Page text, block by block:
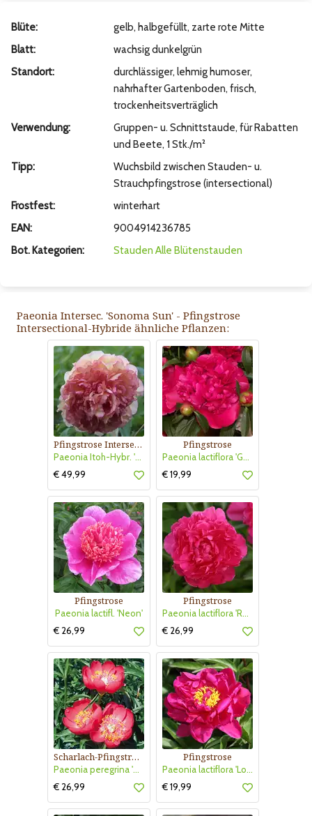
Blüte:
gelb, halbgefüllt, zarte rote Mitte
Blatt:
wachsig dunkelgrün
Standort:
durchlässiger, lehmig humoser,
nahrhafter Gartenboden, frisch,
trockenheitsverträglich
Verwendung:
Gruppen- u. Schnittstaude, für Rabatten
und Beete, 1 Stk./m²
Tipp:
Wuchsbild zwischen Stauden- u.
Strauchpfingstrose (intersectional)
Frostfest:
winterhart
EAN:
9004914236785
Bot. Kategorien:
Stauden Alle Blütenstauden
Paeonia Intersec. 'Sonoma Sun' - Pfingstrose
Intersectional-Hybride ähnliche Pflanzen:
Pfingstrose Intersectional-Hybride
Paeonia Itoh-Hybr. 'Hillary'
€ 49,99
Pfingstrose
Paeonia lactiflora 'General McMahon'
€ 19,99
Pfingstrose
Paeonia lactifl. 'Neon'
€ 26,99
Pfingstrose
Paeonia lactiflora 'Renato'
€ 26,99
Scharlach-Pfingstrose
Paeonia peregrina 'Otto Fröbel'
€ 26,99
Pfingstrose
Paeonia lactiflora 'Louis Van Houtte'
€ 19,99